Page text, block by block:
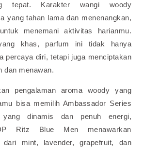
tepat. Karakter wangi woody
yang tahan lama dan menenangkan,
menemani aktivitas harianmu.
khas, parfum ini tidak hanya
percaya diri, tetapi juga menciptakan
dan menawan.
pengalaman aroma woody yang
bisa memilih Ambassador Series
dinamis dan penuh energi,
Ritz Blue Men menawarkan
dari mint, lavender, grapefruit, dan